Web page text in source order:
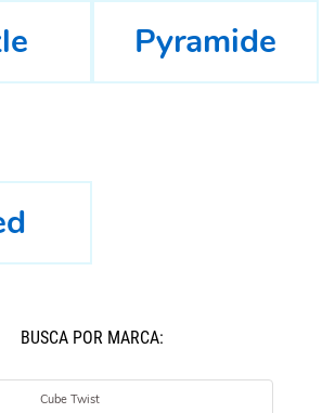
Pyramide
BUSCÁ POR MARCA:
Cube Twist